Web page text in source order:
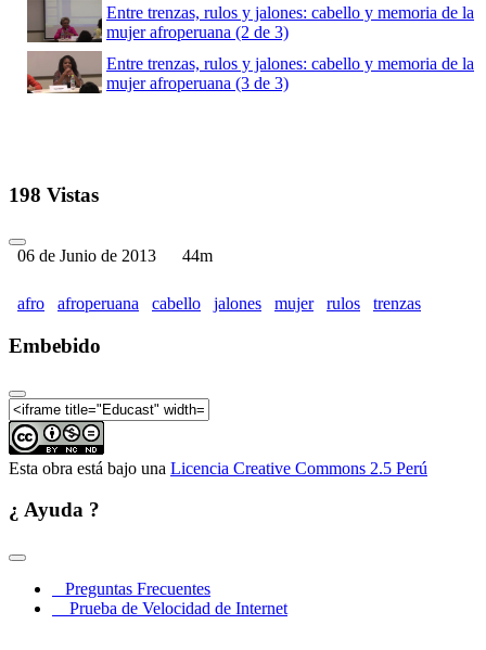
Entre trenzas, rulos y jalones: cabello y memoria de la
mujer afroperuana (2 de 3)
Entre trenzas, rulos y jalones: cabello y memoria de la
mujer afroperuana (3 de 3)
198 Vistas
06 de Junio de 2013 44m
afro afroperuana cabello jalones mujer rulos trenzas
Embebido
Esta obra está bajo una Licencia Creative Commons 2.5 Perú
¿ Ayuda ?
Preguntas Frecuentes
Prueba de Velocidad de Internet